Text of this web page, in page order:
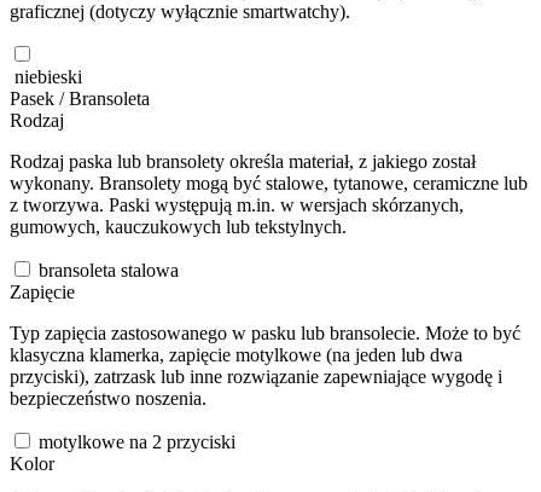
graficznej (dotyczy wyłącznie smartwatchy).
niebieski
Pasek / Bransoleta
Rodzaj
Rodzaj paska lub bransolety określa materiał, z jakiego został
wykonany. Bransolety mogą być stalowe, tytanowe, ceramiczne lub
z tworzywa. Paski występują m.in. w wersjach skórzanych,
gumowych, kauczukowych lub tekstylnych.
bransoleta stalowa
Zapięcie
Typ zapięcia zastosowanego w pasku lub bransolecie. Może to być
klasyczna klamerka, zapięcie motylkowe (na jeden lub dwa
przyciski), zatrzask lub inne rozwiązanie zapewniające wygodę i
bezpieczeństwo noszenia.
motylkowe na 2 przyciski
Kolor